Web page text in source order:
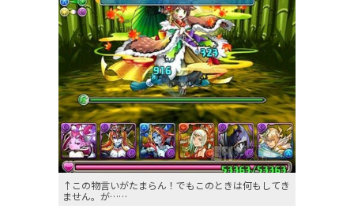
↑この物言いがたまらん！でもこのときは何もしてき
ません。が……